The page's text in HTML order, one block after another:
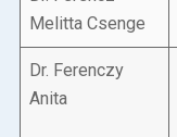
Melitta Csenge
Dr. Ferenczy
Anita